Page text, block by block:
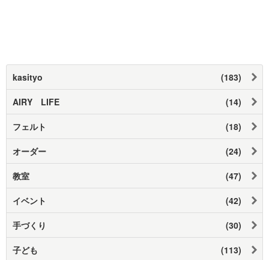
kasityo (183)
AIRY LIFE (14)
フェルト (18)
オーダー (24)
教室 (47)
イベント (42)
手づくり (30)
子ども (113)